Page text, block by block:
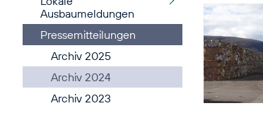
Ausbaumeldungen
Pressemitteilungen
Archiv 2025
Archiv 2024
Archiv 2023